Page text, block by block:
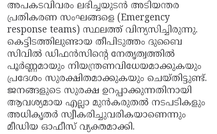
അപകടവിവരം ലഭിച്ചയുടൻ അടിയന്തര
പ്രതികരണ സംഘങ്ങളെ (Emergency
response teams) സ്ഥലത്ത് വിന്യസിച്ചിരുന്നു.
കെട്ടിടത്തിലുണ്ടായ തീപിടുത്തം ദുബൈ
സിവിൽ ഡിഫൻസിന്റെ നേതൃത്വത്തിൽ
പൂർണ്ണമായും നിയന്ത്രണവിധേയമാക്കുകയും
പ്രദേശം സുരക്ഷിതമാക്കുകയും ചെയ്തിട്ടുണ്ട്.
ജനങ്ങളുടെ സുരക്ഷ ഉറപ്പാക്കുന്നതിനായി
ആവശ്യമായ എല്ലാ മുൻകരുതൽ നടപടികളും
അധികൃതർ സ്വീകരിച്ചുവരികയാണെന്നും
മീഡിയ ഓഫീസ് വ്യക്തമാക്കി.